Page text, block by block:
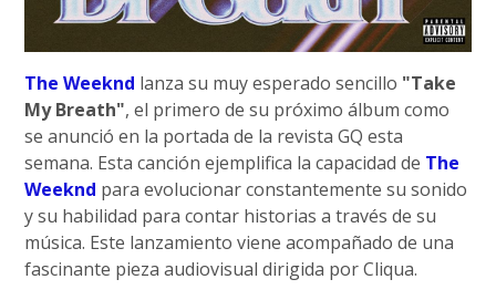
The Weeknd lanza su muy esperado sencillo "Take
My Breath", el primero de su próximo álbum como
se anunció en la portada de la revista GQ esta
semana. Esta canción ejemplifica la capacidad de The
Weeknd para evolucionar constantemente su sonido
y su habilidad para contar historias a través de su
música. Este lanzamiento viene acompañado de una
fascinante pieza audiovisual dirigida por Cliqua.